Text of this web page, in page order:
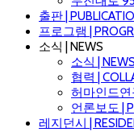
출판 |
프로그램 |
소식 | NEWS
소식 | NEWS
협력 |
허마인드
언론보도 |
레지던시 |